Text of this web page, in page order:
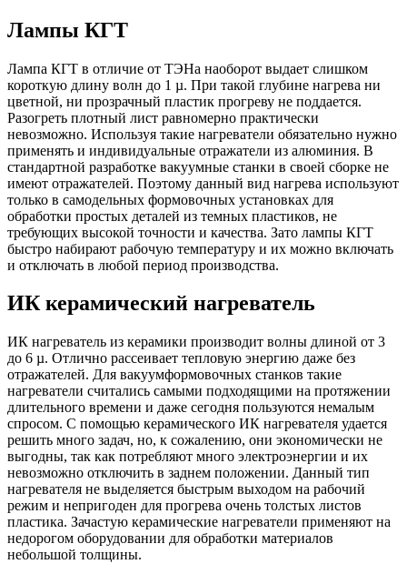
Лампы КГТ
Лампа КГТ в отличие от ТЭНа наоборот выдает слишком
короткую длину волн до 1 µ. При такой глубине нагрева ни
цветной, ни прозрачный пластик прогреву не поддается.
Разогреть плотный лист равномерно практически
невозможно. Используя такие нагреватели обязательно нужно
применять и индивидуальные отражатели из алюминия. В
стандартной разработке вакуумные станки в своей сборке не
имеют отражателей. Поэтому данный вид нагрева используют
только в самодельных формовочных установках для
обработки простых деталей из темных пластиков, не
требующих высокой точности и качества. Зато лампы КГТ
быстро набирают рабочую температуру и их можно включать
и отключать в любой период производства.
ИК керамический нагреватель
ИК нагреватель из керамики производит волны длиной от 3
до 6 µ. Отлично рассеивает тепловую энергию даже без
отражателей. Для вакуумформовочных станков такие
нагреватели считались самыми подходящими на протяжении
длительного времени и даже сегодня пользуются немалым
спросом. С помощью керамического ИК нагревателя удается
решить много задач, но, к сожалению, они экономически не
выгодны, так как потребляют много электроэнергии и их
невозможно отключить в заднем положении. Данный тип
нагревателя не выделяется быстрым выходом на рабочий
режим и непригоден для прогрева очень толстых листов
пластика. Зачастую керамические нагреватели применяют на
недорогом оборудовании для обработки материалов
небольшой толщины.